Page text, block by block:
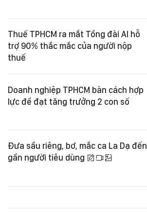
Thuế TPHCM ra mắt Tổng đài AI hỗ
trợ 90% thắc mắc của người nộp
thuế
Doanh nghiệp TPHCM bàn cách hợp
lực để đạt tăng trưởng 2 con số
Đưa sầu riêng, bơ, mắc ca La Dạ đến
gần người tiêu dùng